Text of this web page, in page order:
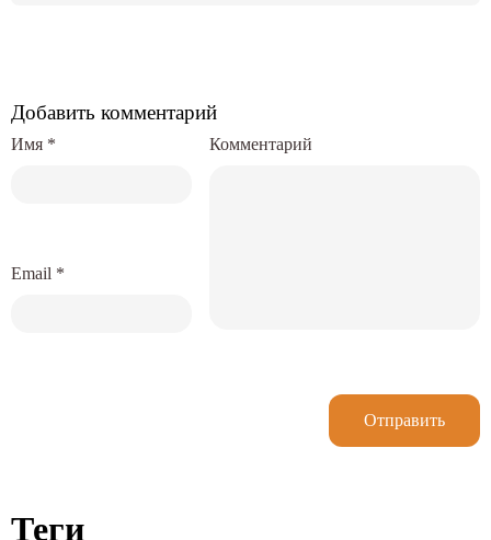
Добавить комментарий
Комментарий
Имя *
Email *
Отправить
Теги